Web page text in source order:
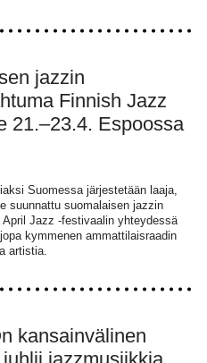
jazzin
Finnish Jazz
21.–23.4. Espoossa
Suomessa järjestetään laaja,
suunnattu suomalaisen jazzin
Jazz -festivaalin yhteydessä
kymmenen ammattilaisraadin
artistia.
kansainvälinen